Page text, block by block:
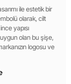
ile estetik bir
olarak, cilt
yapısı
olan bu şişe,
logosu ve